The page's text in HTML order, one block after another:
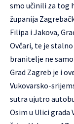
smo učinili za tog
županija
Filipa i Jakova,
Ovčari, te je stalno
branitelje ne
Grad Zagreb je i
Vukovarsko-
sutra ujutro
Osim u Ulici grada